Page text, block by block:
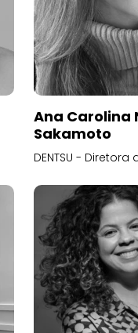
Ana Carolina
Sakamoto
DENTSU -